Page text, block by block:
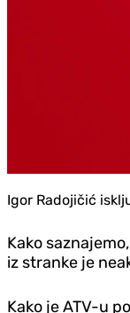
Igor Radojičić
Kako
iz stranke je
Kako je ATV-u